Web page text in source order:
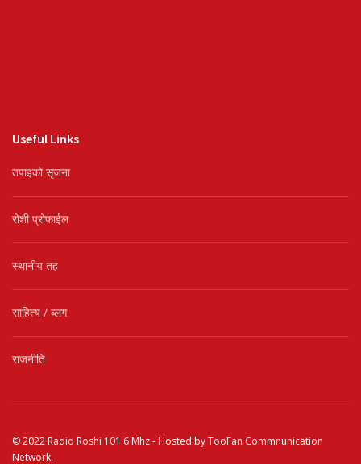
Useful Links
तपाइको सृजना
रोशी प्रोफाईल
स्थानीय तह
साहित्य / ब्लग
राजनीति
© 2022 Radio Roshi 101.6 Mhz- Hosted byTooFan Commnunication
Network.